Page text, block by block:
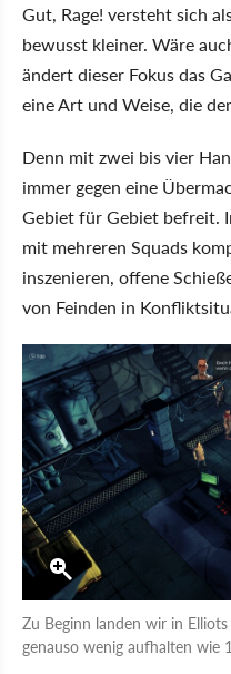
Gut, Rage! versteht sich
bewusst kleiner. Wäre
ändert dieser Fokus das
eine Art und Weise, die
Denn mit zwei bis vier
immer gegen eine
Gebiet für Gebiet befreit.
mit mehreren Squads
inszenieren, offene
von Feinden in
Zu Beginn landen wir in
genauso wenig aufhalten wie